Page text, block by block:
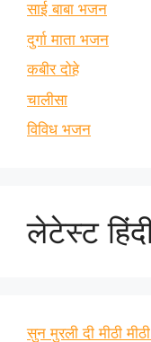
साई बाबा भजन
दुर्गा माता भजन
कबीर दोहे
चालीसा
विविध भजन
लेटेस्ट
सुन मुरली दी मीठी